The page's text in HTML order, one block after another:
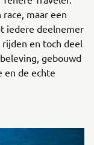
maar een
iedere deelnemer
en toch deel
gebouwd
en de echte